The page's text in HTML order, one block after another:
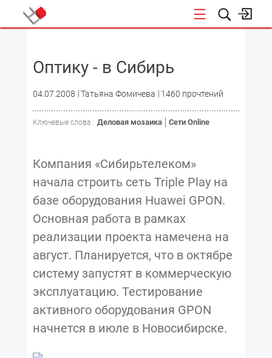
Оптику - в Сибирь
04.07.2008 Татьяна Фомичева 1460 прочтений
Ключевые слова : Деловая мозаика Сети Online
Компания «Сибирьтелеком»
начала строить сеть Triple Play на
базе оборудования Huawei GPON.
Основная работа в рамках
реализации проекта намечена на
август. Планируется, что в октябре
систему запустят в коммерческую
эксплуатацию. Тестирование
активного оборудования GPON
начнется в июле в Новосибирске.